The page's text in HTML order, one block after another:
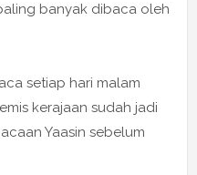
banyak dibaca oleh
setiap hari malam
kerajaan sudah jadi
Yaasin sebelum